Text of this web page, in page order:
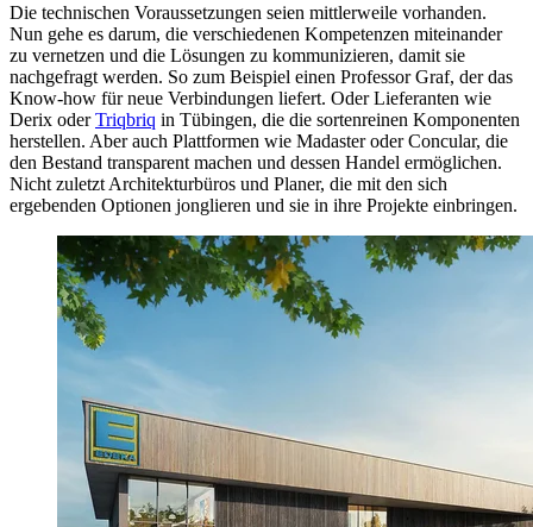
Die technischen Voraussetzungen seien mittlerweile vorhanden.
Nun gehe es darum, die verschiedenen Kompetenzen miteinander
zu vernetzen und die Lösungen zu kommunizieren, damit sie
nachgefragt werden. So zum Beispiel einen Professor Graf, der das
Know-how für neue Verbindungen liefert. Oder Lieferanten wie
Derix oderTriqbriq in Tübingen, die die sortenreinen Komponenten
herstellen. Aber auch Plattformen wie Madaster oder Concular, die
den Bestand transparent machen und dessen Handel ermöglichen.
Nicht zuletzt Architekturbüros und Planer, die mit den sich
ergebenden Optionen jonglieren und sie in ihre Projekte einbringen.